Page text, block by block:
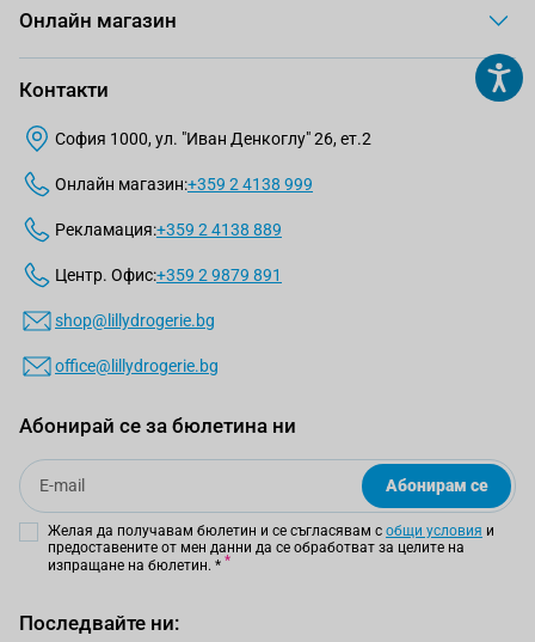
Онлайн магазин
Контакти
София 1000, ул. "Иван Денкоглу" 26, ет.2
Онлайн магазин:+359 2 4138 999
Рекламация:+359 2 4138 889
Центр. Офис:+359 2 9879 891
shop@lillydrogerie.bg
office@lillydrogerie.bg
Абонирай се за бюлетина ни
Email
Абонирам се
Желая да получавам бюлетин и се съгласявам с общи условия и
предоставените от мен данни да се обработват за целите на
изпращане на бюлетин. *
Последвайте ни: